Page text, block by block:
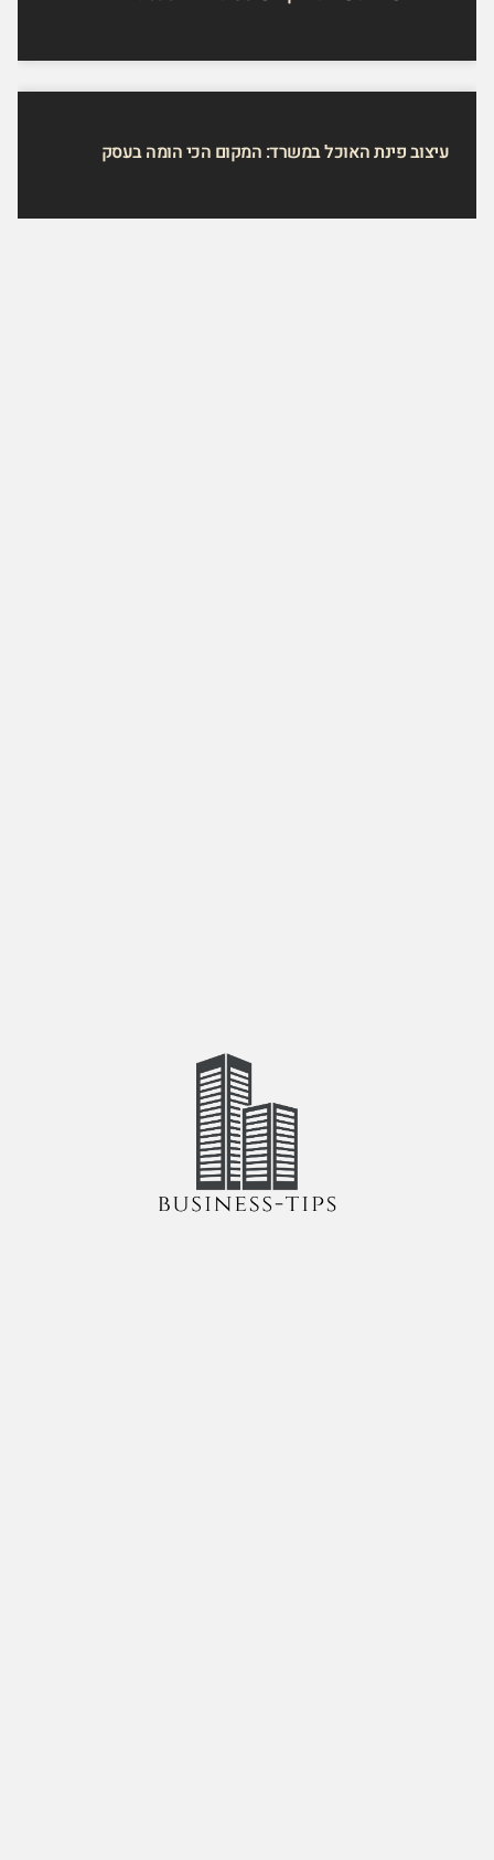
עיצוב פינת האוכל במשרד: המקום הכי הומה בעסק